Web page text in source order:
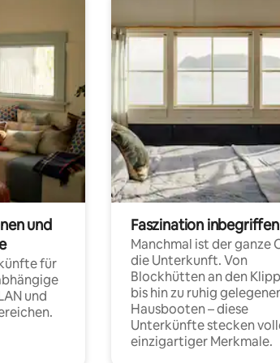
und
für
und
Faszination inbegriffen
Manchmal ist der ganze
die Unterkunft. Von
Blockhütten an den
bis hin zu ruhig
Hausbooten – diese
Unterkünfte stecken
einzigartiger Merkmale.